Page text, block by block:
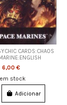
CARDS:CHAOS
6,00 €
em stock
Adicionar